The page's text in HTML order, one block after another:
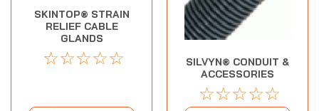
SKINTOP® STRAIN
RELIEF CABLE
GLANDS
☆☆☆☆☆
SILVYN® CONDUIT &
ACCESSORIES
☆☆☆☆☆